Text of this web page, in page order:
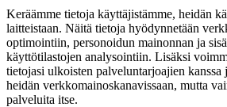
Keräämme tietoja käyttäjistämme, heidän
laitteistaan. Näitä tietoja hyödynnetään
optimointiin, personoidun mainonnan ja
käyttötilastojen analysointiin. Lisäksi
tietojasi ulkoisten palveluntarjoajien kanssa
heidän verkkomainoskanavissaan, mutta
palveluita itse.